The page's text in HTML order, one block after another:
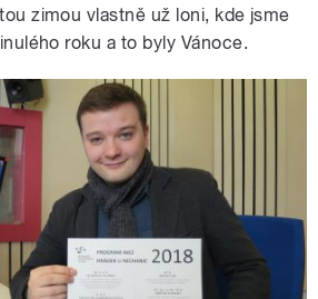
zimou vlastně už loni, kde jsme
roku a to byly Vánoce.